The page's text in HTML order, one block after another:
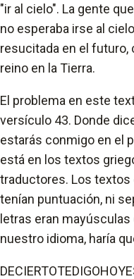
"ir al cielo". La gente
no esperaba irse al
resucitada en el
reino en la Tierra.
El problema en este
versículo 43. Donde
estarás conmigo en el
está en los textos
traductores. Los textos
tenían puntuación, ni
letras eran mayúsculas
nuestro idioma, haría